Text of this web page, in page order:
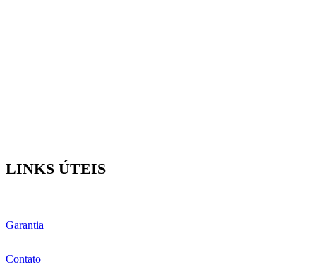
LINKS ÚTEIS
Garantia
Contato